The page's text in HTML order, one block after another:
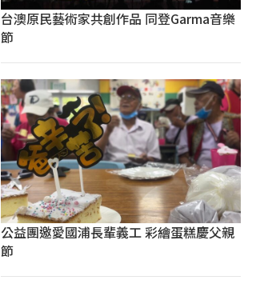
台澳原民藝術家共創作品 同登Garma音樂
節
公益團邀愛國浦長輩義工 彩繪蛋糕慶父親
節